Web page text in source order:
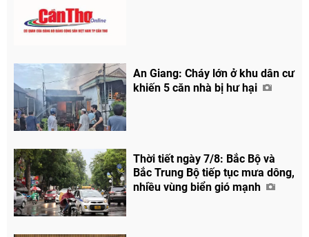
An Giang: Cháy lớn ở khu dân cư
khiến 5 căn nhà bị hư hại
Thời tiết ngày 7/8: Bắc Bộ và
Bắc Trung Bộ tiếp tục mưa dông,
nhiều vùng biển gió mạnh